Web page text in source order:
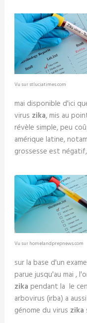
Vu sur stluciatimes.com
mai disponible d'ici
virus zika, mis au
révèle simple, peu
amérique latine,
grossesse est
Vu sur homelandprepnews.com
sur la base d'un
parue jusqu'au mai ,
zika pendant la le
arbovirus (irba) a
génome du virus zika